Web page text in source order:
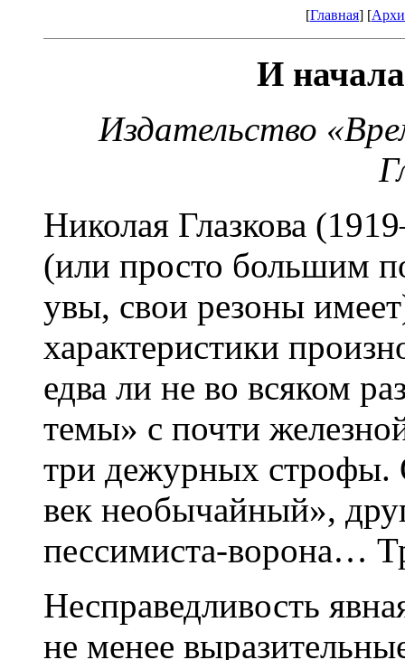
[Главная] [
И
Издательство
Николая Глазкова
(или просто большим
увы, свои резоны
характеристики
едва ли не во всяком
темы» с почти
три дежурных строфы.
век необычайный»,
пессимиста-ворона…
Несправедливость
не менее